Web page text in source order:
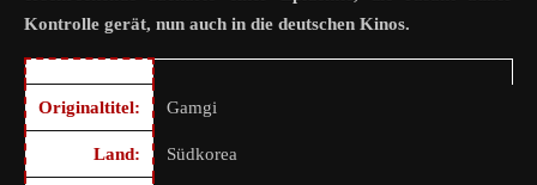
Kontrolle gerät, nun auch in die deutschen Kinos.
Originaltitel: Gamgi
Land: Südkorea